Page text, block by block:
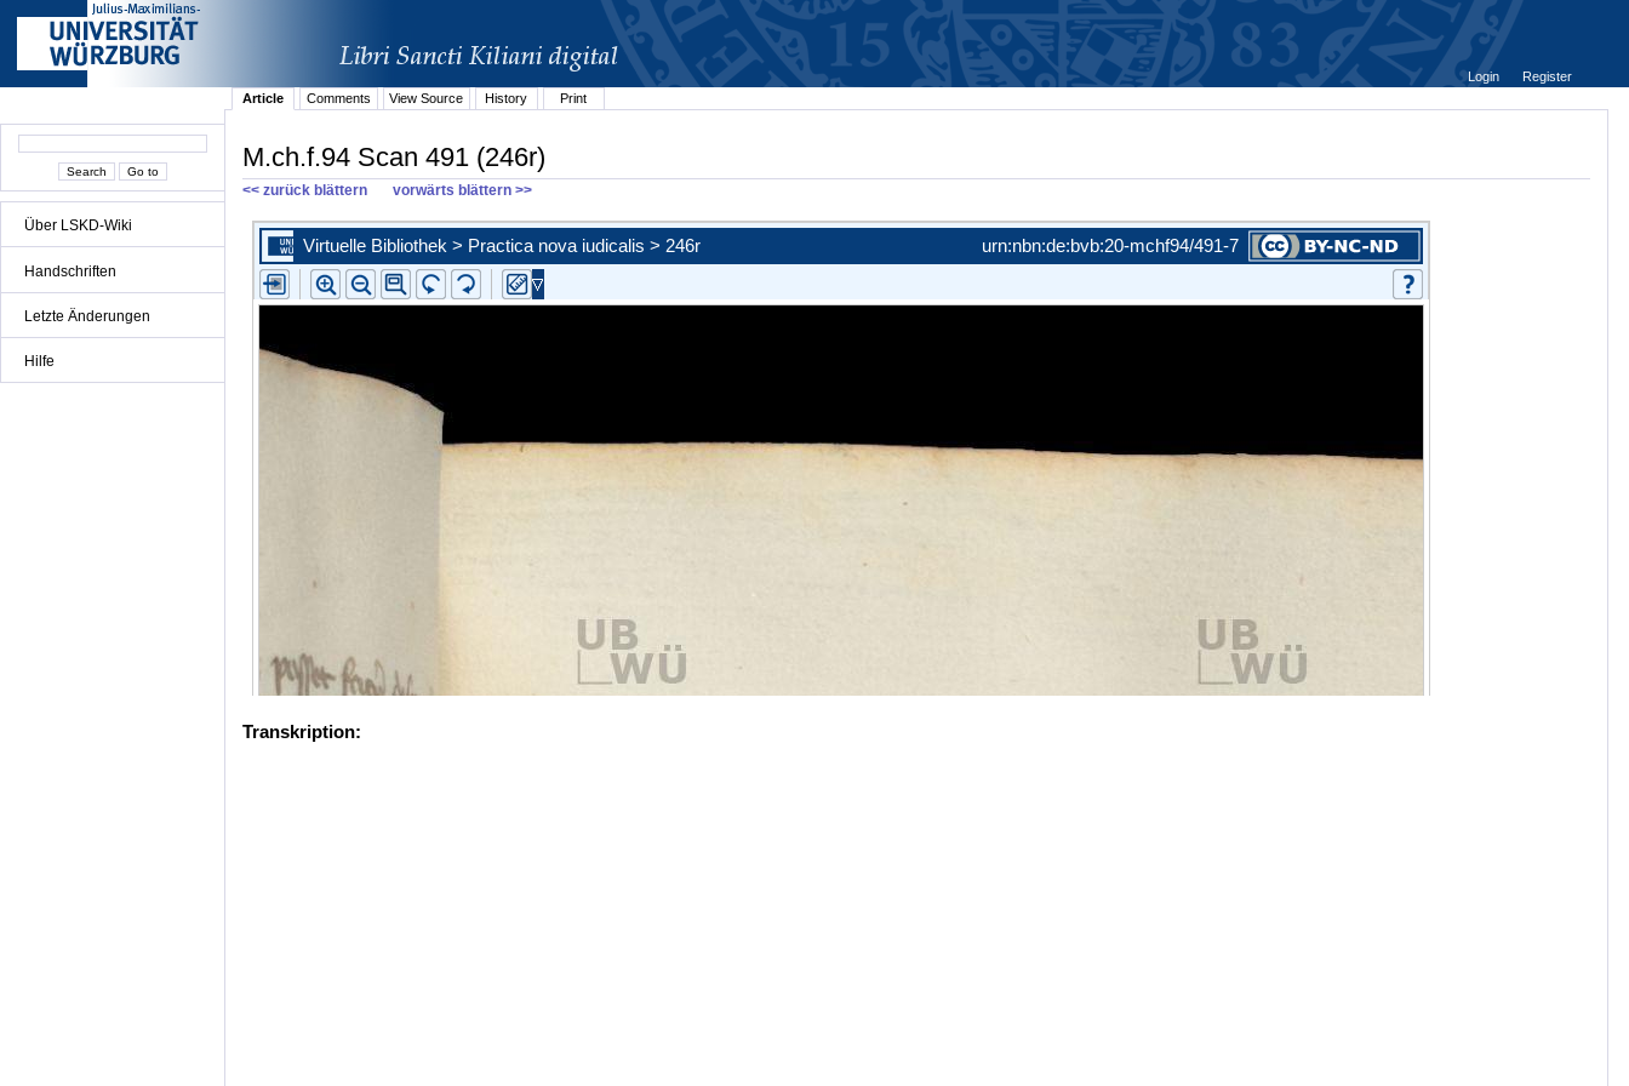
Über LSKD-Wiki
Handschriften
Letzte Änderungen
Hilfe
Login
Register
Article
Comments View Source History Print
M.ch.f.94 Scan 491 (246r)
<< zurück blättern vorwärts blättern >>
Transkription: